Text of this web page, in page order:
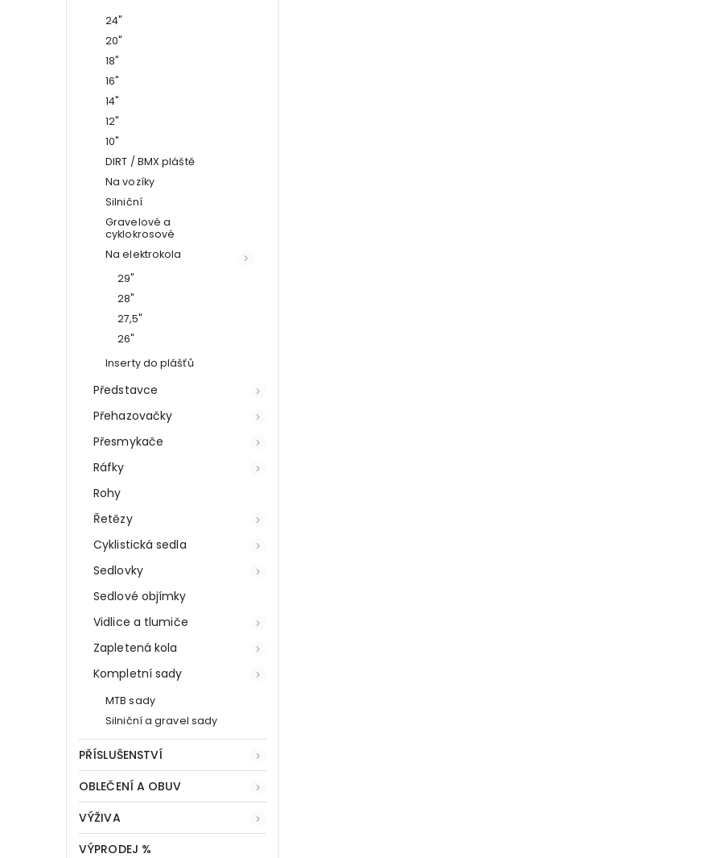
24"
20"
18"
16"
14"
12"
10"
DIRT / BMX pláště
Na vozíky
Silniční
Gravelové a
cyklokrosové
Na elektrokola
29"
28"
27,5"
26"
Inserty do plášťů
Představce
Přehazovačky
Přesmykače
Ráfky
Rohy
Řetězy
Cyklistická sedla
Sedlovky
Sedlové objímky
Vidlice a tlumiče
Zapletená kola
Kompletní sady
MTB sady
Silniční a gravel sady
PŘÍSLUŠENSTVÍ
OBLEČENÍ A OBUV
VÝŽIVA
VÝPRODEJ %